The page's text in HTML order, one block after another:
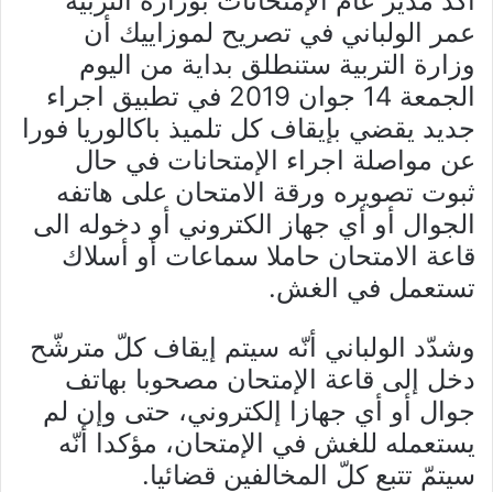
عمر الولباني في تصريح لموزاييك أن
وزارة التربية ستنطلق بداية من اليوم
الجمعة 14 جوان 2019 في تطبيق اجراء
جديد يقضي بإيقاف كل تلميذ باكالوريا فورا
عن مواصلة اجراء الإمتحانات في حال
ثبوت تصويره ورقة الامتحان على هاتفه
الجوال أو أي جهاز الكتروني أو دخوله الى
قاعة الامتحان حاملا سماعات أو أسلاك
تستعمل في الغش.
وشدّد الولباني أنّه سيتم إيقاف كلّ مترشّح
دخل إلى قاعة الإمتحان مصحوبا بهاتف
جوال أو أي جهازا إلكتروني، حتى وإن لم
يستعمله للغش في الإمتحان، مؤكدا أنّه
سيتمّ تتبع كلّ المخالفين قضائيا.